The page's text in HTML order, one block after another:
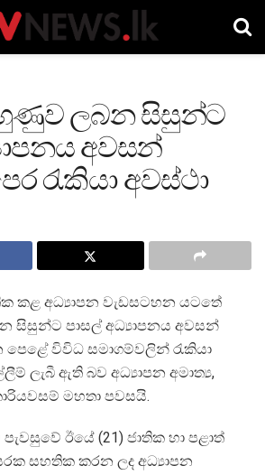
ලබන සිසුන්ට
අවසන්
රැකියා අවස්ථා
කළ අධ්‍යාපන වැඩසටහන යටතේ
සිසුන්ට පාසල් අධ්‍යාපනය අවසන්
පෙළේ විවිධ සමාගම්වලින් රැකියා
ලැබී ඇති බව අධ්‍යාපන අමාත්‍ය,
මහතා පවසයි.
ඊයේ (21) ජාතික හා පළාත්
සහතික කරන ලද අධ්‍යාපන